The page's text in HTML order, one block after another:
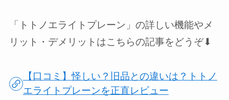
「トトノエライトプレーン」の詳しい機能やメ
リット・デメリットはこちらの記事をどうぞ⬇︎
【口コミ】怪しい？旧品との違いは？トトノ
エライトプレーンを正直レビュー